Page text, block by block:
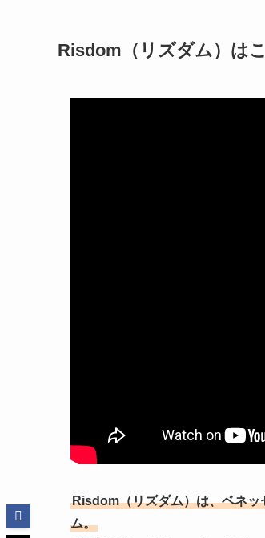
Risdom（リズダム）は
Risdom（リズダム）は、ベネッ
ム。